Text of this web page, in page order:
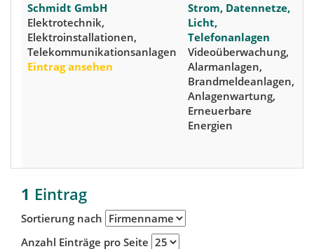
Schmidt GmbH
Elektrotechnik,
Elektroinstallationen,
Telekommunikationsanlagen
Eintrag ansehen
Strom, Datennetze,
Licht,
Telefonanlagen
Videoüberwachung,
Alarmanlagen,
Brandmeldeanlagen,
Anlagenwartung,
Erneuerbare
Energien
1 Eintrag
Sortierung nach
Anzahl Einträge pro Seite